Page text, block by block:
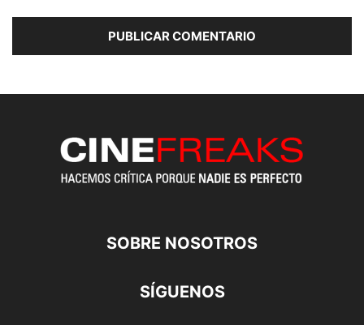
SOBRE NOSOTROS
SÍGUENOS